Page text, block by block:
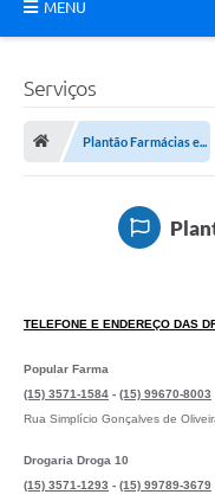
MENU
Departamentos
Conselhos
Plano Diretor de
Serviços
Plantão Farmácias e...
TELEFONE E ENDEREÇO DAS
Popular Farma
(15) 3571-1584 - (15) 99670-8003
Rua Simplício Gonçalves de
Drogaria Droga 10
(15) 3571-1293 - (15) 99789-3679